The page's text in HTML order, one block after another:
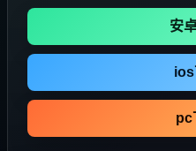
安
ios
pc